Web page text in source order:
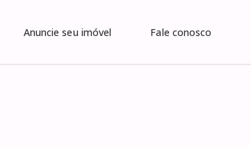
Anuncie seu imóvel Fale conosco